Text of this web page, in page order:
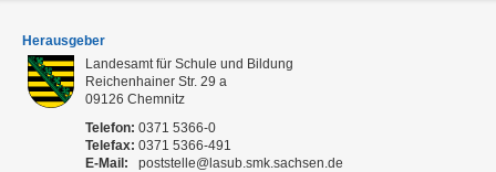
Herausgeber
Landesamt für Schule und Bildung
Reichenhainer Str. 29 a
09126 Chemnitz
Telefon: 0371 5366-0
Telefax: 0371 5366-491
E-Mail:
poststelle@lasub.smk.sachsen.de